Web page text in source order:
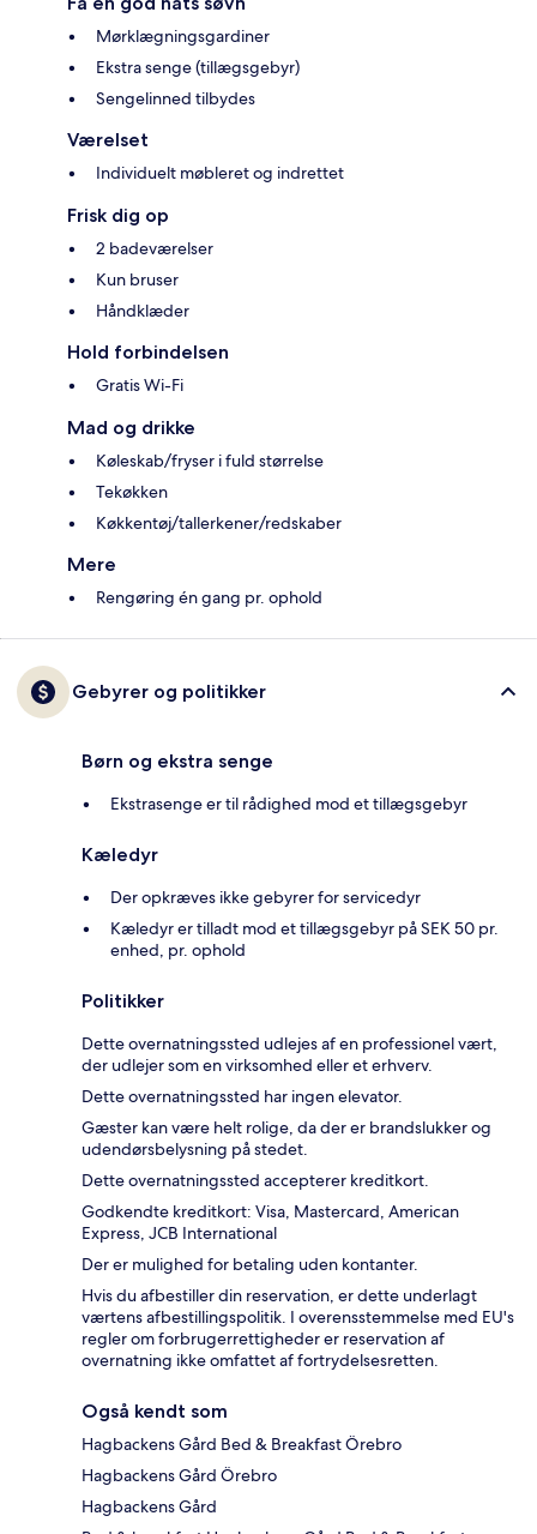
Mørklægningsgardiner
Ekstra senge (tillægsgebyr)
Sengelinned tilbydes
Værelset
Individuelt møbleret og indrettet
Frisk dig op
2 badeværelser
Kun bruser
Håndklæder
Hold forbindelsen
Gratis Wi-Fi
Mad og drikke
Køleskab/fryser i fuld størrelse
Tekøkken
Køkkentøj/tallerkener/redskaber
Mere
Rengøring én gang pr. ophold
Gebyrer og politikker
Børn og ekstra senge
Ekstrasenge er til rådighed mod et tillægsgebyr
Kæledyr
Der opkræves ikke gebyrer for servicedyr
Kæledyr er tilladt mod et tillægsgebyr på SEK 50 pr.
enhed, pr. ophold
Politikker
Dette overnatningssted udlejes af en professionel vært,
der udlejer som en virksomhed eller et erhverv.
Dette overnatningssted har ingen elevator.
Gæster kan være helt rolige, da der er brandslukker og
udendørsbelysning på stedet.
Dette overnatningssted accepterer kreditkort.
Godkendte kreditkort: Visa, Mastercard, American
Express, JCB International
Der er mulighed for betaling uden kontanter.
Hvis du afbestiller din reservation, er dette underlagt
værtens afbestillingspolitik. I overensstemmelse med EU's
regler om forbrugerrettigheder er reservation af
overnatning ikke omfattet af fortrydelsesretten.
Også kendt som
Hagbackens Gård Bed & Breakfast Örebro
Hagbackens Gård Örebro
Hagbackens Gård